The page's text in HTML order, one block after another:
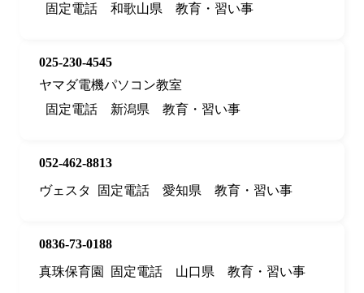
固定電話
和歌山県 教育・習い事
025-230-4545
ヤマダ電機パソコン教室
固定電話
新潟県 教育・習い事
052-462-8813
ヴェスタ
固定電話 愛知県 教育・習い事
0836-73-0188
真珠保育園
固定電話 山口県 教育・習い事